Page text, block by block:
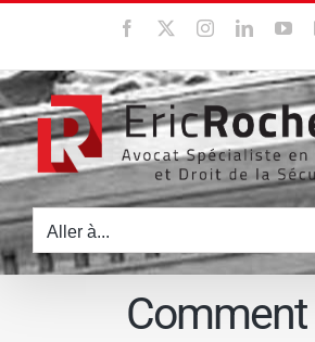
contenu
Facebook InstagramLinkedIn
Aller à...
Comment